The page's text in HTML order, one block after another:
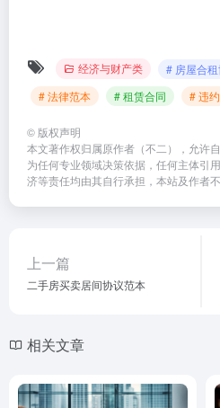
经济与财产类 # 房屋合
# 法律范本
# 租赁合同 # 违
© 版权声明
本文著作权归属原作者（不二），允许
为任何专业领域决策依据，任何主体引
济等责任均由其自行承担，本站及作者不
上一篇
二手房买卖居间协议范本
相关文章